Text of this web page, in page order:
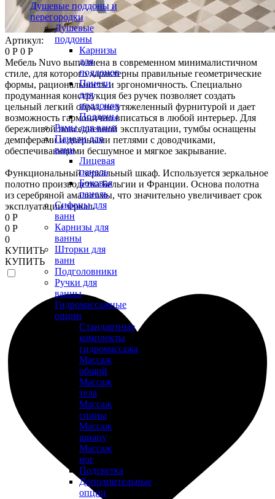
Душевые поддоны и
перегородки
Душевые
поддоны
Карнизы
для
поддонов
Панели
для
поддонов
Поддоны
Рамы для ванн
Панели для
ванн
Лицевая
панель
Боковая
панель
Сифоны для
ванн
Карнизы для
ванны
Шторки для
ванн
Подголовники
Ручки для
ванны
Гидромассажные
опции
Стандартные
комплекты
гидромассажа
Массаж
общий
Массаж
тела
Массаж
спины
Массаж
шиацу
Массаж
ног
Подсветка
Дополнительные
опции
Артикул:
0 Р 0 Р
Мебель Nuvo выполнена в современном минималистичном
стиле, для которого характерны правильные геометрические
формы, рациональность и эргономичность. Специально
продуманная конструкция без ручек позволяет создать
цельный легкий образ, не утяжеленный фурнитурой и дает
возможность гармонично вписаться в любой интерьер. Для
бережливой повседневной эксплуатации, тумбы оснащены
демпферами и дверными петлями с доводчиками,
обеспечивающими бесшумное и мягкое закрывание.
Функциональный зеркальный шкаф. Используется зеркальное
полотно производства Бельгии и Франции. Основа полотна
из серебряной амальгамы, что значительно увеличивает срок
эксплуатации зеркал.
0 Р
0 Р
0
КУПИТЬ
КУПИТЬ